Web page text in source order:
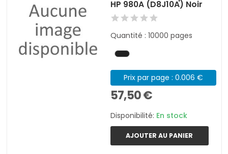
HP 980A (D8J10A) Noir
Quantité : 10000 pages
Prix par page : 0.006 €
57,50 €
Disponibilité: En stock
AJOUTER AU PANIER